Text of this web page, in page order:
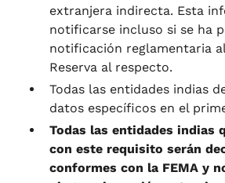
extranjera indirecta. Esta
notificarse incluso si se ha
notificación reglamentaria
Reserva al respecto.
Todas las entidades indias
datos específicos en el
Todas las entidades indias
con este requisito serán
conformes con la FEMA y